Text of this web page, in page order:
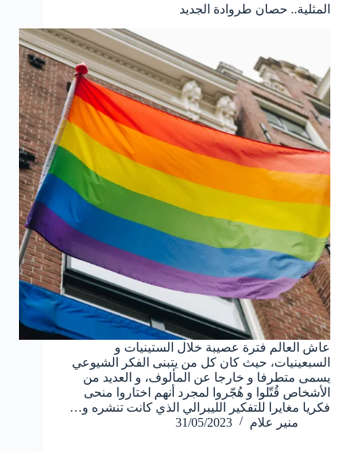
المثلية.. حصان طروادة الجديد
عاش العالم فترة عصيبة خلال الستينيات و
السبعينيات، حيث كان كل من يتبنى الفكر الشيوعي
يسمى متطرفا و خارجا عن المألوف، و العديد من
الأشخاص قُتّلوا و هُجّروا لمجرد أنهم اختاروا منحى
فكريا مغايرا للتفكير الليبرالي الذي كانت تنشره و…
منير علام
31/05/2023